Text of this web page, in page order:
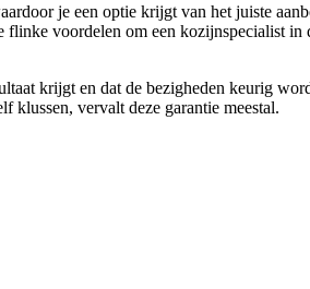
je een optie krijgt van het juiste
voordelen om een kozijnspecialist
krijgt en dat de bezigheden keurig
klussen, vervalt deze garantie meestal.